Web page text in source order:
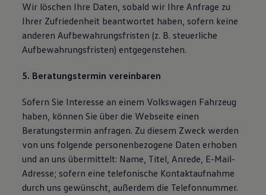
Wir löschen Ihre Daten, sobald wir Ihre Anfrage zu
Ihrer Zufriedenheit beantwortet haben, sofern keine
anderen Aufbewahrungsfristen (z. B. steuerliche
Aufbewahrungsfristen) entgegenstehen.
5. Beratungstermin vereinbaren
Sofern Sie Interesse an einem Volkswagen Fahrzeug
haben, können Sie über die Webseite einen
Beratungstermin anfragen. Zu diesem Zweck werden
von uns folgende personenbezogene Daten erhoben
und an uns übermittelt: Name, Titel, Anrede, E-Mail-
Adresse; sofern eine telefonische Kontaktaufnahme
durch uns gewünscht, außerdem die Telefonnummer.